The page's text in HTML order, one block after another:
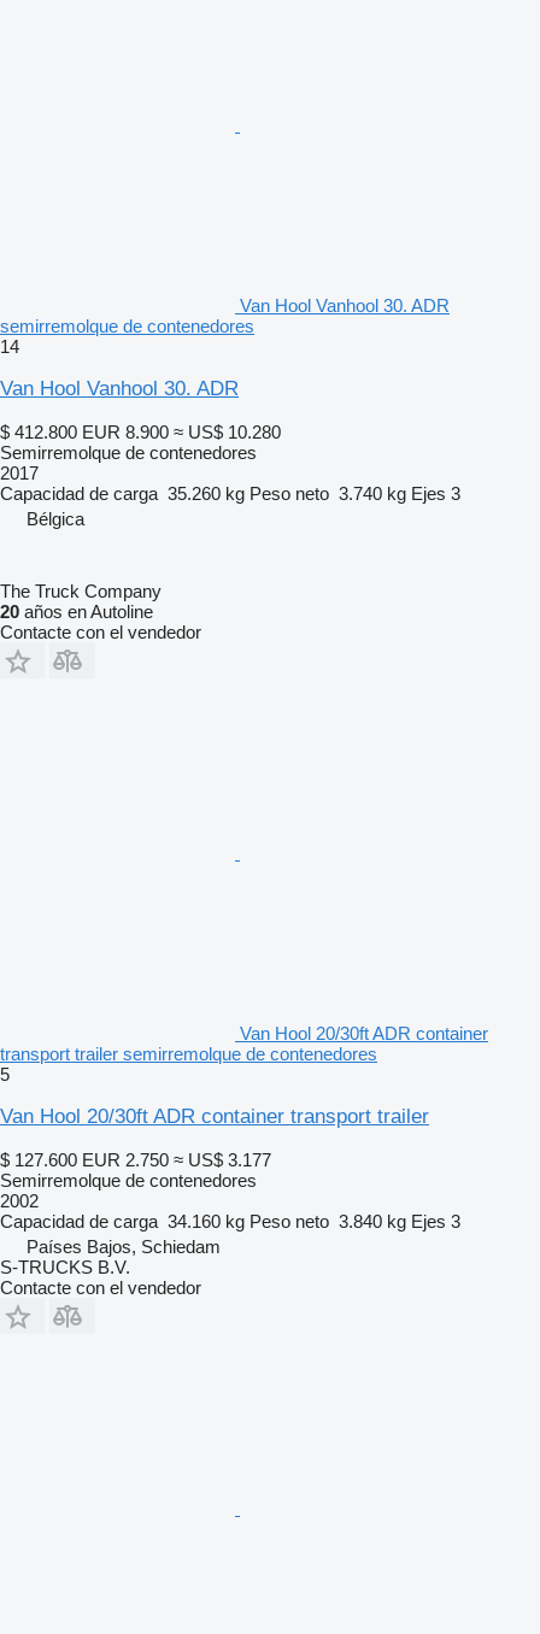
Van Hool Vanhool 30. ADR
semirremolque de contenedores
14
Van Hool Vanhool 30. ADR
$ 412.800 EUR 8.900 ≈ US$ 10.280
Semirremolque de contenedores
2017
Capacidad de carga 35.260 kg Peso neto 3.740 kg Ejes 3
Bélgica
The Truck Company
20 años en Autoline
Contacte con el vendedor
Van Hool 20/30ft ADR container
transport trailer semirremolque de contenedores
5
Van Hool 20/30ft ADR container transport trailer
$ 127.600 EUR 2.750 ≈ US$ 3.177
Semirremolque de contenedores
2002
Capacidad de carga 34.160 kg Peso neto 3.840 kg Ejes 3
Países Bajos, Schiedam
S-TRUCKS B.V.
Contacte con el vendedor